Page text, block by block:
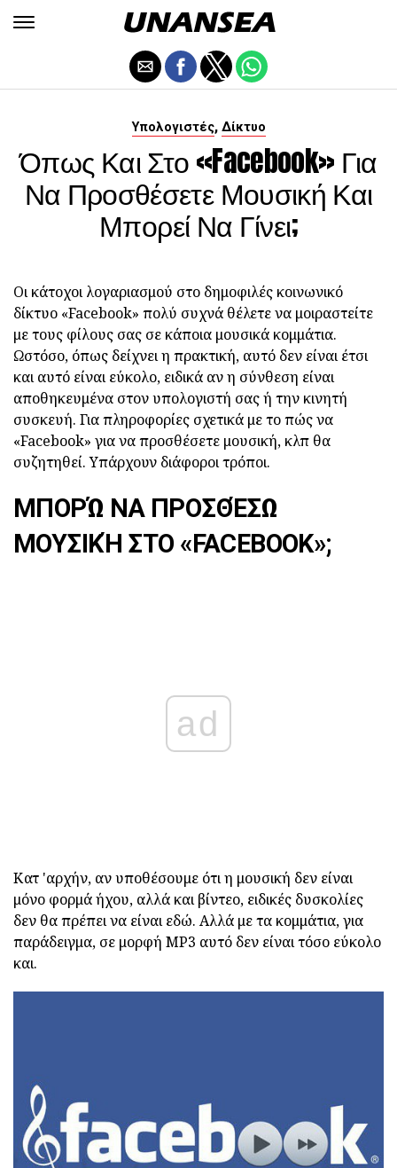
Υπολογιστές, Δίκτυο
Όπως Και Στο «Facebook» Για
Να Προσθέσετε Μουσική Και
Μπορεί Να Γίνει;
Οι κάτοχοι λογαριασμού στο δημοφιλές κοινωνικό
δίκτυο «Facebook» πολύ συχνά θέλετε να μοιραστείτε
με τους φίλους σας σε κάποια μουσικά κομμάτια.
Ωστόσο, όπως δείχνει η πρακτική, αυτό δεν είναι έτσι
και αυτό είναι εύκολο, ειδικά αν η σύνθεση είναι
αποθηκευμένα στον υπολογιστή σας ή την κινητή
συσκευή. Για πληροφορίες σχετικά με το πώς να
«Facebook» για να προσθέσετε μουσική, κλπ θα
συζητηθεί. Υπάρχουν διάφοροι τρόποι.
ΜΠΟΡΏ ΝΑ ΠΡΟΣΘΈΣΩ
ΜΟΥΣΙΚΉ ΣΤΟ «FACEBOOK»;
ad
Κατ 'αρχήν, αν υποθέσουμε ότι η μουσική δεν είναι
μόνο φορμά ήχου, αλλά και βίντεο, ειδικές δυσκολίες
δεν θα πρέπει να είναι εδώ. Αλλά με τα κομμάτια, για
παράδειγμα, σε μορφή MP3 αυτό δεν είναι τόσο εύκολο
και.